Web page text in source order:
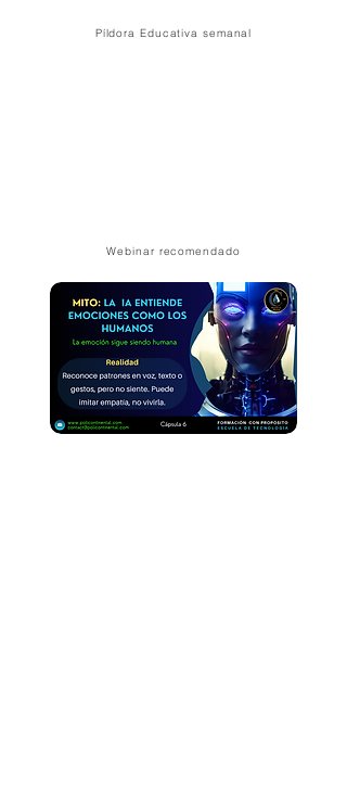
Píldora Educativa semanal
Webinar recomendado